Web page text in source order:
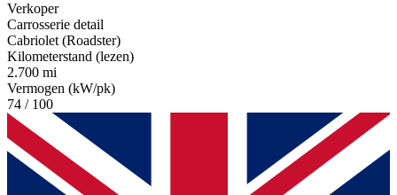
Verkoper
Carrosserie detail
Cabriolet (Roadster)
Kilometerstand (lezen)
2.700 mi
Vermogen (kW/pk)
74 / 100